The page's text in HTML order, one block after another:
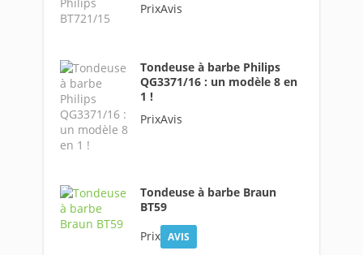
PrixAvis
Tondeuse à barbe Philips
QG3371/16 : un modèle 8 en
1 !
PrixAvis
Tondeuse à barbe Braun
BT59
Prix AVIS